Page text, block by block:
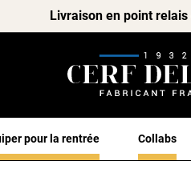
Livraison en point
pour la rentrée Collabs